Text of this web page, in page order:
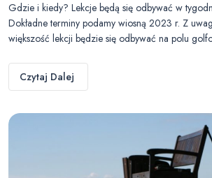
Gdzie i kiedy? Lekcje będą się odbywać w
Dokładne terminy podamy wiosną 2023 r. Z
większość lekcji będzie się odbywać na polu
Czytaj Dalej